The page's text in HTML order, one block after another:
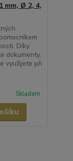
mm, Ø 2, 4,
Díky
dokumenty,
využijete při
Skladem